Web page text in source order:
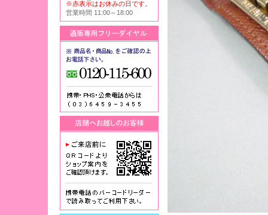
※赤表示はお休みの日です。
営業時間 11:00～18:00